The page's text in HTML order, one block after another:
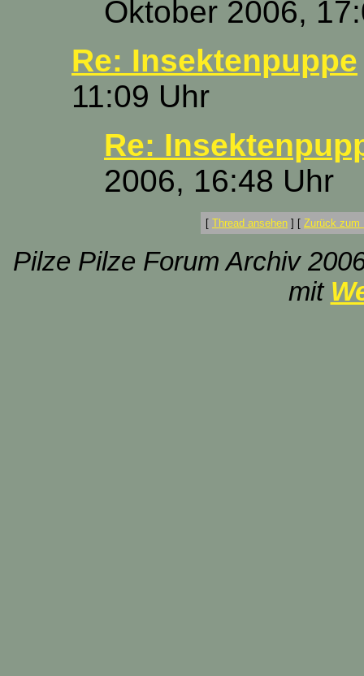
Oktober 2006,
Re: Insektenpuppe
11:09 Uhr
Re:
2006, 16:48 Uhr
[ Thread ansehen ] [ Zurück zum
Pilze Pilze Forum Archiv
mit